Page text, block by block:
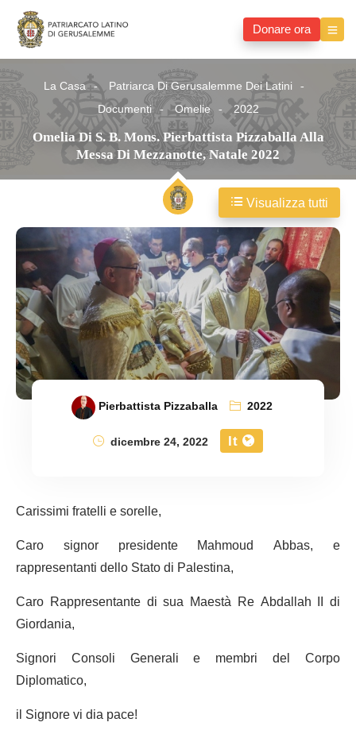
Donare ora
La Casa
Patriarca Di Gerusalemme Dei Latini
Documenti
Omelie 2022
Omelia Di S. B. Mons. Pierbattista Pizzaballa Alla
Messa Di Mezzanotte, Natale 2022
Pierbattista Pizzaballa
2022
dicembre 24, 2022
It
Carissimi fratelli e sorelle,
Caro signor presidente Mahmoud Abbas, e
rappresentanti dello Stato di Palestina,
Caro Rappresentante di sua Maestà Re Abdallah II di
Giordania,
Signori Consoli Generali e membri del Corpo
Diplomatico,
il Signore vi dia pace!
Visualizza tutti